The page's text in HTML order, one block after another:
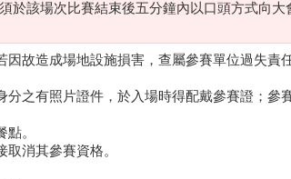
於該場次比賽結束後五分鐘內以口頭方式向大
故造成場地設施損害，查屬參賽單位過失責
之有照片證件，於入場時得配戴參賽證；參
。
消其參賽資格。